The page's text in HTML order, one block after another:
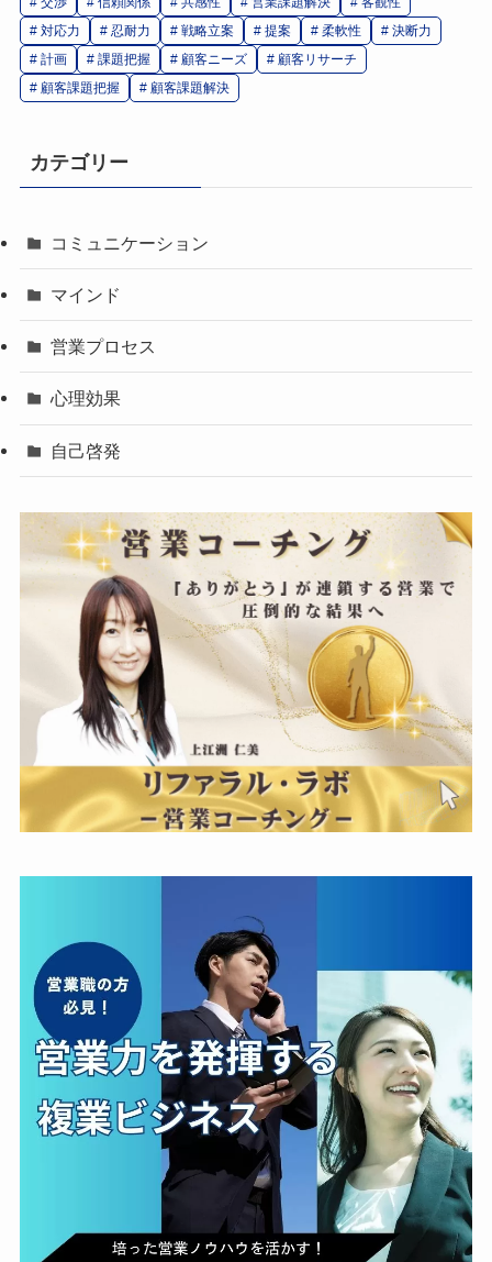
対応力
忍耐力 戦略立案 提案 柔軟性
決断力
計画
課題把握 顧客ニーズ
顧客リサーチ
顧客課題把握
顧客課題解決
カテゴリー
コミュニケーション
マインド
営業プロセス
心理効果
自己啓発